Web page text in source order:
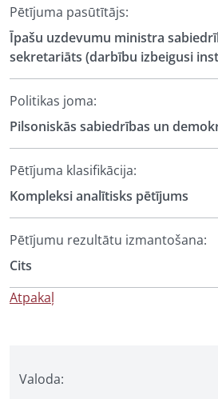
Valoda:
Pētījuma pasūtītājs:
Īpašu uzdevumu ministra
sekretariāts (darbību izbeigusi
Politikas joma:
Pilsoniskās sabiedrības un
Pētījuma klasifikācija:
Kompleksi analītisks pētījums
Pētījumu rezultātu izmantošana:
Cits
Atpakaļ